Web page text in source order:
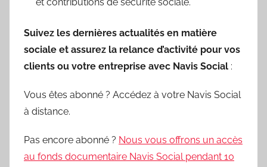
et contributions de sécurité sociale.
Suivez les dernières actualités en matière
sociale et assurez la relance d’activité pour vos
clients ou votre entreprise avec Navis Social :
Vous êtes abonné ? Accédez à votre Navis Social
à distance.
Pas encore abonné ? Nous vous offrons un accès
au fonds documentaire Navis Social pendant 10